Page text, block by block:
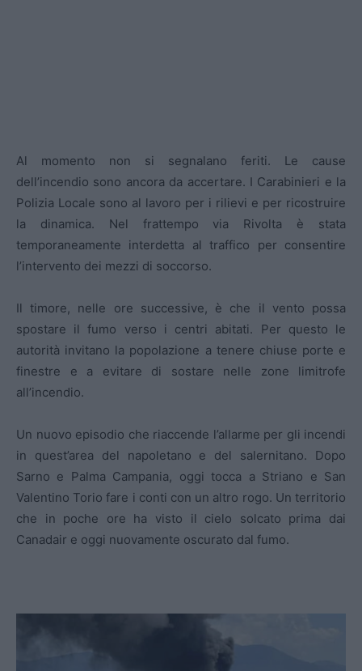
Al momento non si segnalano feriti. Le cause
dell’incendio sono ancora da accertare. I Carabinieri e la
Polizia Locale sono al lavoro per i rilievi e per ricostruire
la dinamica. Nel frattempo via Rivolta è stata
temporaneamente interdetta al traffico per consentire
l’intervento dei mezzi di soccorso.
Il timore, nelle ore successive, è che il vento possa
spostare il fumo verso i centri abitati. Per questo le
autorità invitano la popolazione a tenere chiuse porte e
finestre e a evitare di sostare nelle zone limitrofe
all’incendio.
Un nuovo episodio che riaccende l’allarme per gli incendi
in quest’area del napoletano e del salernitano. Dopo
Sarno e Palma Campania, oggi tocca a Striano e San
Valentino Torio fare i conti con un altro rogo. Un territorio
che in poche ore ha visto il cielo solcato prima dai
Canadair e oggi nuovamente oscurato dal fumo.